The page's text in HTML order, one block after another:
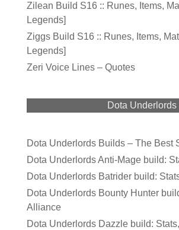
Zilean Build S16 :: Runes, Items,
Legends]
Ziggs Build S16 :: Runes, Items,
Legends]
Zeri Voice Lines – Quotes
Dota Underlords
Dota Underlords Builds – The Best
Dota Underlords Anti-Mage build:
Dota Underlords Batrider build:
Dota Underlords Bounty Hunter
Alliance
Dota Underlords Dazzle build: